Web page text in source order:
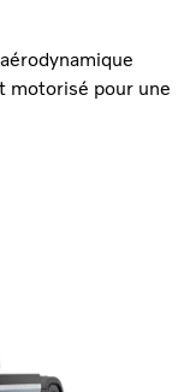
motorisé pour une